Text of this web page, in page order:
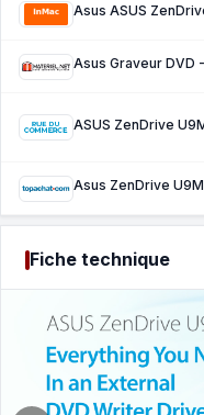
Asus Graveur DVD
Asus ZenDrive
Fiche technique